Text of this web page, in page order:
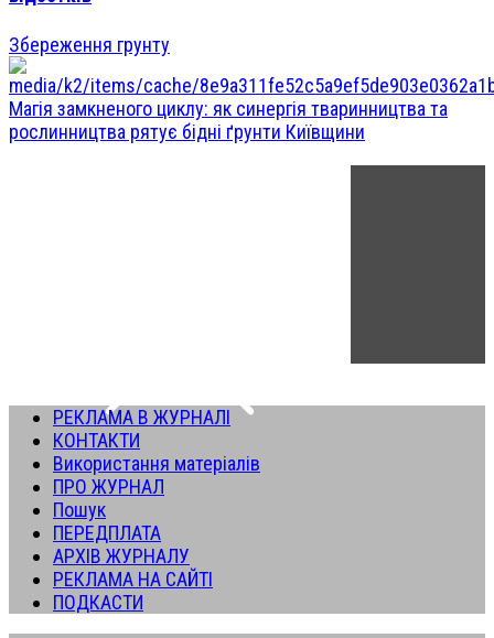
Збереження грунту
Магія замкненого циклу: як синергія тваринництва та
рослинництва рятує бідні ґрунти Київщини
РЕКЛАМА В ЖУРНАЛІ
КОНТАКТИ
Використання матеріалів
ПРО ЖУРНАЛ
Пошук
ПЕРЕДПЛАТА
АРХІВ ЖУРНАЛУ
РЕКЛАМА НА САЙТІ
ПОДКАСТИ